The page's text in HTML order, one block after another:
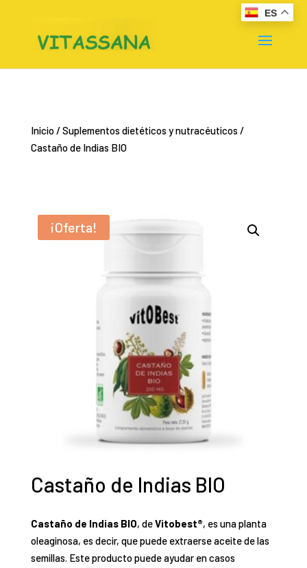
Inicio/Suplementos dietéticos y nutracéuticos /
Castaño de Indias BIO
¡Oferta!
Castaño de Indias BIO
Castaño de Indias BIO, deVitobest®, es una planta
oleaginosa, es decir, que puede extraerse aceite de las
semillas. Este producto puede ayudar en casos
ES